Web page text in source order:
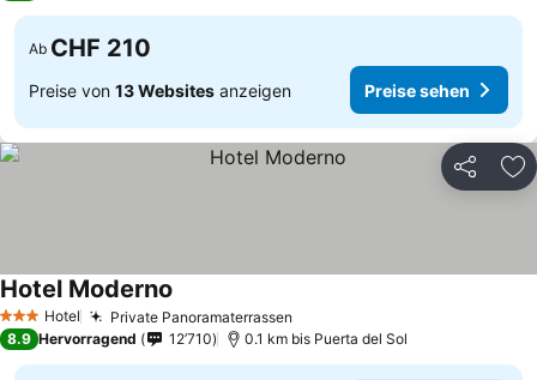
Ab CHF 210
Preise von 13 Websites anzeigen Preise sehen
Teilen
3 SterneHotel Private Panoramaterrassen
Hotel Moderno
8.9 Hervorragend 12’710 0.1 km bis Puerta del Sol